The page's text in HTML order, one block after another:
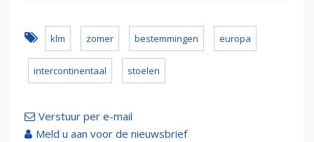
klm zomer bestemmingen europa
intercontinentaal stoelen
Verstuur per e-mail
Meld u aan voor de nieuwsbrief